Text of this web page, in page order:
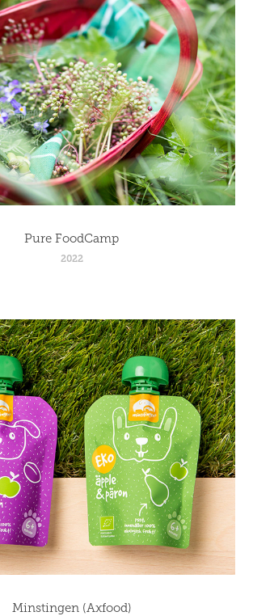
Pure FoodCamp
2022
Minstingen (Axfood)